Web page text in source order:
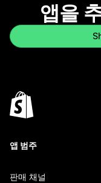
앱을
앱 범주
판매 채널